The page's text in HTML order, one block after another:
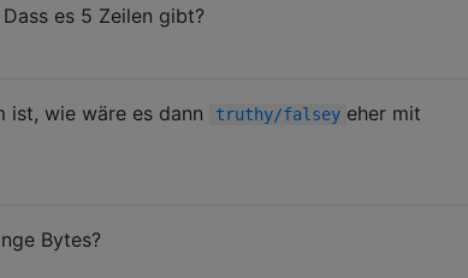
es 5 Zeilen gibt?
ist, wie wäre es dann truthy/falsey eher mit
Bytes?